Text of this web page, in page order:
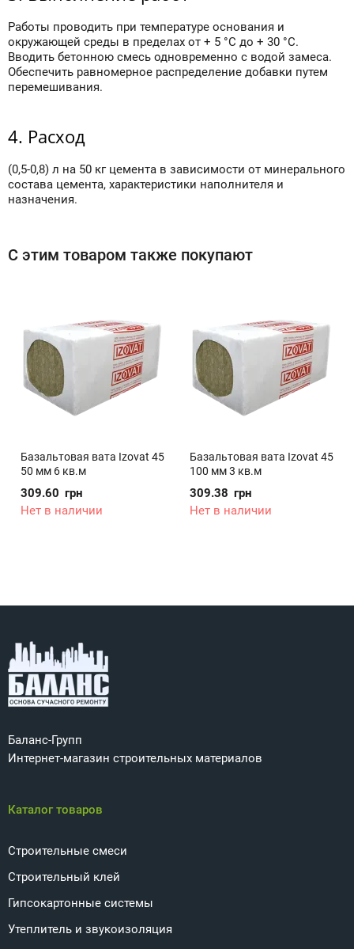
Работы проводить при температуре основания и
окружающей среды в пределах от + 5 °С до + 30 °С.
Вводить бетонною смесь одновременно с водой замеса.
Обеспечить равномерное распределение добавки путем
перемешивания.
4. Расход
(0,5-0,8) л на 50 кг цемента в зависимости от минерального
состава цемента, характеристики наполнителя и
назначения.
С этим товаром также покупают
Базальтовая вата Izovat 45
50 мм 6 кв.м
309.60 грн
Нет в наличии
Базальтовая вата Izovat 45
100 мм 3 кв.м
309.38 грн
Нет в наличии
Баланс-Групп
Интернет-магазин строительных материалов
Каталог товаров
Строительные смеси
Строительный клей
Гипсокартонные системы
Утеплитель и звукоизоляция